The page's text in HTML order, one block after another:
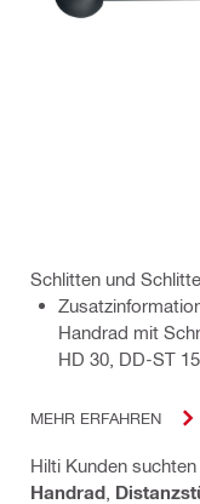
Schlitten und
Handrad mit
HD 30, DD-ST
MEHR ERFAHREN
Hilti Kunden
Handrad